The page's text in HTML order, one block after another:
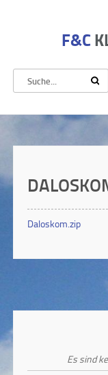
F&C
Daloskom.zip
Es sind